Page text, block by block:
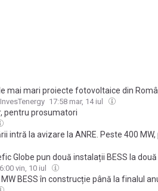
mai mari proiecte fotovoltaice din
InvesTenergy 17:58 mar, 14 iul
pentru prosumatori
intră la avizare la ANRE. Peste 400 MW,
Globe pun două instalații BESS la
vin, 10 iul
BESS în construcție până la finalul